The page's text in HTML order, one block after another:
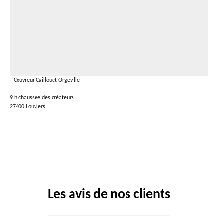
Couvreur Caillouet Orgeville
9 h chaussée des créateurs
27400 Louviers
Les avis de nos clients